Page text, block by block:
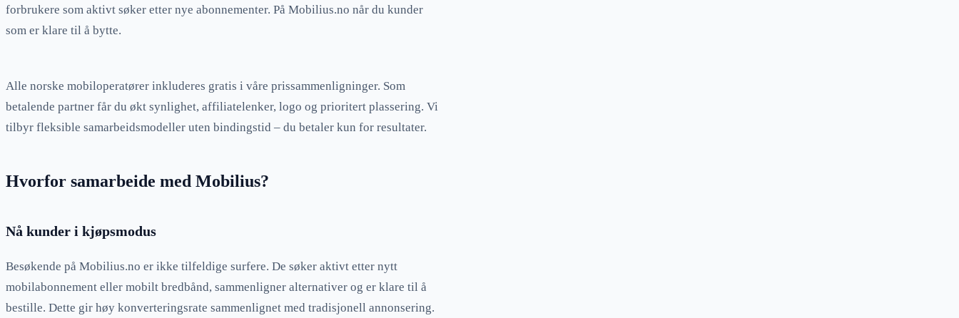
forbrukere som aktivt søker etter nye abonnementer. På Mobilius.no når du kunder
som er klare til å bytte.
Alle norske mobiloperatører inkluderes gratis i våre prissammenligninger. Som
betalende partner får du økt synlighet, affiliatelenker, logo og prioritert plassering. Vi
tilbyr fleksible samarbeidsmodeller uten bindingstid – du betaler kun for resultater.
Hvorfor samarbeide med Mobilius?
Nå kunder i kjøpsmodus
Besøkende på Mobilius.no er ikke tilfeldige surfere. De søker aktivt etter nytt
mobilabonnement eller mobilt bredbånd, sammenligner alternativer og er klare til å
bestille. Dette gir høy konverteringsrate sammenlignet med tradisjonell annonsering.